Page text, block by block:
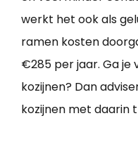
werkt het ook als
ramen kosten
€285 per jaar. Ga
kozijnen? Dan
kozijnen met daarin